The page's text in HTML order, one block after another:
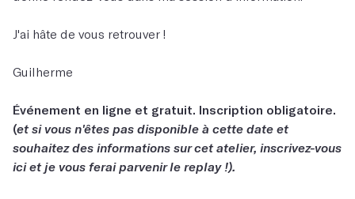
J'ai hâte de vous retrouver !
Guilherme
Événement en ligne et gratuit. Inscription obligatoire.
(et si vous n'êtes pas disponible à cette date et
souhaitez des informations sur cet atelier, inscrivez-vous
ici et je vous ferai parvenir le replay !).